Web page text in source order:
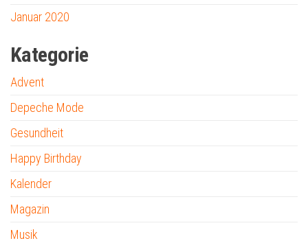
Januar 2020
Kategorie
Advent
Depeche Mode
Gesundheit
Happy Birthday
Kalender
Magazin
Musik